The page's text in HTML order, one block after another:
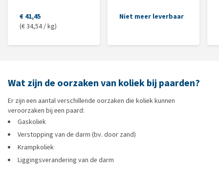
€ 41,45
(€ 34,54 / kg)
Niet meer leverbaar
Wat zijn de oorzaken van koliek bij paarden?
Er zijn een aantal verschillende oorzaken die koliek kunnen
veroorzaken bij een paard:
Gaskoliek
Verstopping van de darm (bv. door zand)
Krampkoliek
Liggingsverandering van de darm